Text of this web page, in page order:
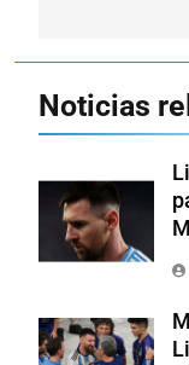
Noticias